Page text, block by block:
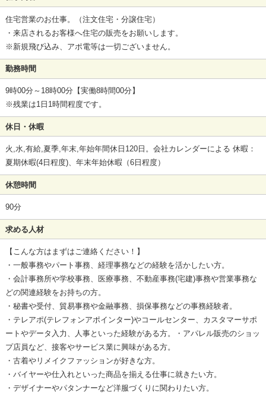
住宅営業のお仕事。（注文住宅・分譲住宅）
・来店されるお客様へ住宅の販売をお願いします。
※新規飛び込み、アポ電等は一切ございません。
勤務時間
9時00分～18時00分【実働8時間00分】
※残業は1日1時間程度です。
休日・休暇
火,水,有給,夏季,年末,年始年間休日120日。会社カレンダーによる 休暇：
夏期休暇(4日程度)、年末年始休暇（6日程度）
休憩時間
90分
求める人材
【こんな方はまずはご連絡ください！】
・一般事務やパート事務、経理事務などの経験を活かしたい方。
・会計事務所や学校事務、医療事務、不動産事務(宅建)事務や営業事務な
どの関連経験をお持ちの方。
・秘書や受付、貿易事務や金融事務、損保事務などの事務経験者。
・テレアポ(テレフォンアポインター)やコールセンター、カスタマーサポ
ートやデータ入力、人事といった経験がある方。・アパレル販売のショッ
プ店員など、接客やサービス業に興味がある方。
・古着やリメイクファッションが好きな方。
・バイヤーや仕入れといった商品を揃える仕事に就きたい方。
・デザイナーやパタンナーなど洋服づくりに関わりたい方。